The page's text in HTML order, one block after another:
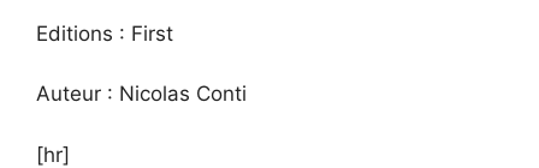
Editions : First
Auteur : Nicolas Conti
[hr]